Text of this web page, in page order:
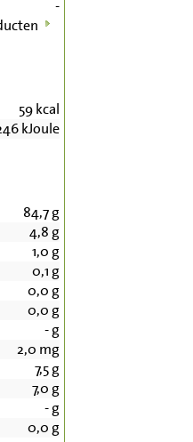
-
59kcal
kJoule
84,7g
4,8 g
1,0 g
0,1 g
0,0 g
0,0 g
-g
2,0 mg
7,5g
7,0 g
-g
0,0 g